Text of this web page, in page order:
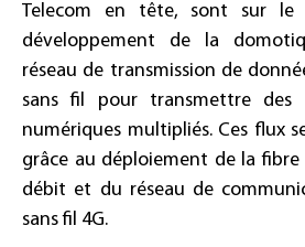
Telecom en tête, sont sur le
développement de la
réseau de transmission de
sans fil pour transmettre des
numériques multipliés. Ces flux
grâce au déploiement de la
débit et du réseau de
sans fil 4G.